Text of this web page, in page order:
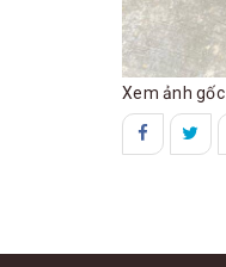
Xem ảnh gốc